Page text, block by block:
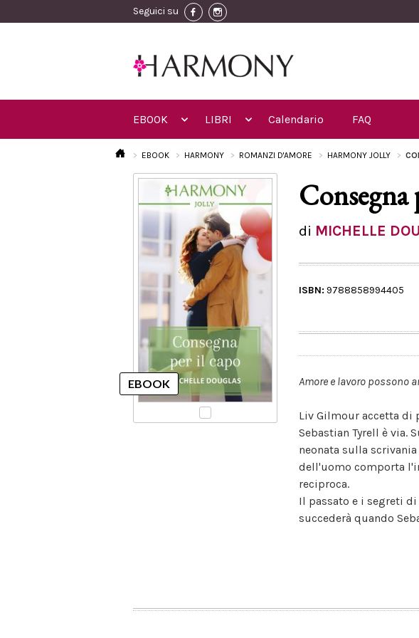
Seguici su
EBOOK LIBRI Calendario FAQ
EBOOK HARMONY ROMANZI D'AMORE HARMONY JOLLY
Consegna
di MICHELLE
ISBN: 9788858994405
Amore e lavoro possono
Liv Gilmour accetta di
Sebastian Tyrell è via.
neonata sulla
dell'uomo comporta
reciproca.
Il passato e i segreti
succederà quando